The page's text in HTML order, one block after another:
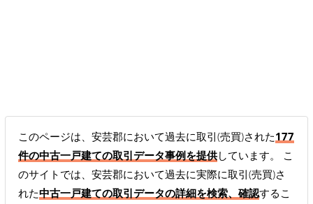
このページは、安芸郡において過去に取引(売買)された177
件の中古一戸建ての取引データ事例を提供しています。 こ
のサイトでは、安芸郡において過去に実際に取引(売買)さ
れた中古一戸建ての取引データの詳細を検索、確認するこ